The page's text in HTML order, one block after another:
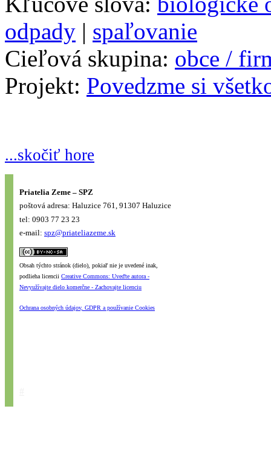
odpady | spaľovanie
Cieľová skupina: obce /
Projekt: Povedzme si
...skočiť hore
Priatelia Zeme – SPZ
poštová adresa: Haluzice 761, 91307 Haluzice
tel: 0903 77 23 23
e-mail: spz@priateliazeme.sk
Obsah týchto stránok (dielo), pokiaľ nie je uvedené inak,
podlieha licencii Creative Commons: Uveďte autora -
Nevyužívajte dielo komerčne - Zachovajte licenciu
Ochrana osobných údajov, GDPR a používanie Cookies